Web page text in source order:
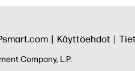
| Käyttöehdot |
Company, L.P.